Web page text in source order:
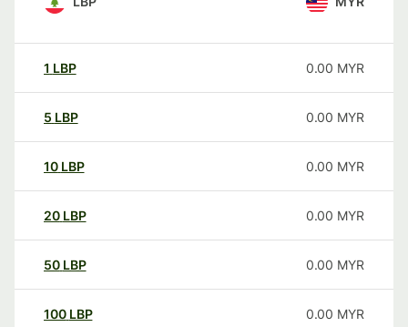
1 LBP 0.00 MYR
5 LBP 0.00 MYR
10 LBP 0.00 MYR
20 LBP 0.00 MYR
50 LBP 0.00 MYR
100 LBP 0.00 MYR